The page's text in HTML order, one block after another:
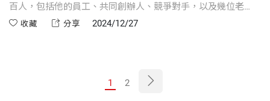
百人，包括他的員工、共同創辦人、競爭對手，以及幾位老
友。當黃仁勳得知作者要寫他的傳記，回應是：「希望這本書
收藏 分享 2024/12/27
1 2